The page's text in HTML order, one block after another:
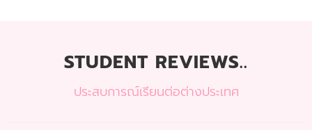
STUDENT REVIEWS..
ประสบการณ์เรียนต่อต่างประเทศ